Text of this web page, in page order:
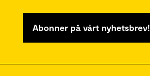
Abonner på vårt nyhetsbrev!